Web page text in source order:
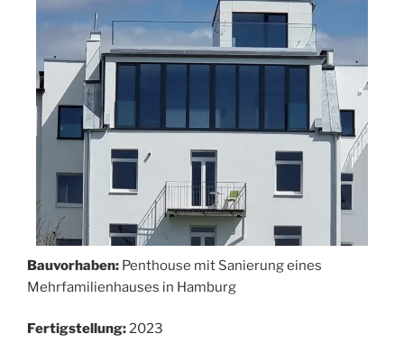
Bauvorhaben: Penthouse mit Sanierung eines
Mehrfamilienhauses in Hamburg
Fertigstellung:2023